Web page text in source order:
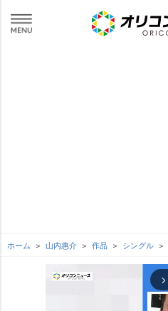
ホーム 山内惠介 作品 シングル
arrow_forward_ios